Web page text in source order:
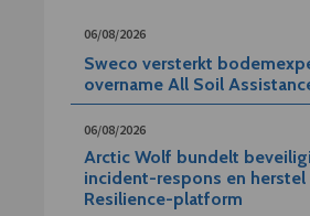
06/08/2026
Sweco versterkt
overname All Soil
06/08/2026
Arctic Wolf bundelt
incident-respons en herstel
Resilience-platform